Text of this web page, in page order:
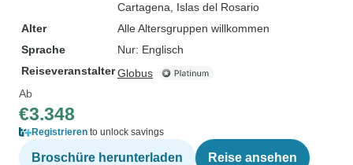
Cartagena , Islas del Rosario
Alter
Alle Altersgruppen willkommen
Sprache
Nur: Englisch
ReiseveranstalterGlobus
Ab
€3.348
Registrieren to unlock savings
Broschüre herunterladen Reise ansehen